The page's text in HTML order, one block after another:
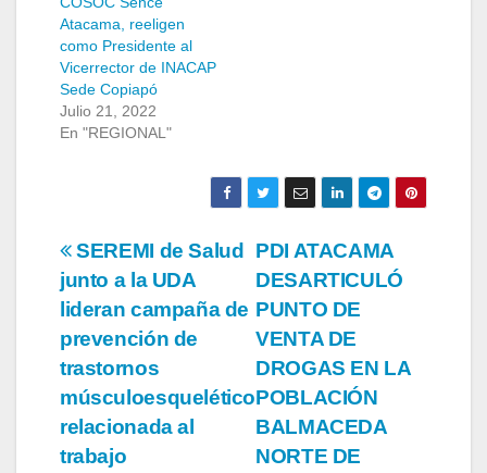
Atacama, reeligen
como Presidente al
Vicerrector de INACAP
Sede Copiapó
Julio 21, 2022
En "REGIONAL"
Navegación
de
entradas
PDI ATACAMA
DESARTICULÓ
PUNTO DE
VENTA DE
DROGAS EN LA
POBLACIÓN
BALMACEDA
NORTE DE
SEREMI de Salud
junto a la UDA
lideran campaña de
prevención de
trastornos
músculoesquelético
relacionada al
trabajo